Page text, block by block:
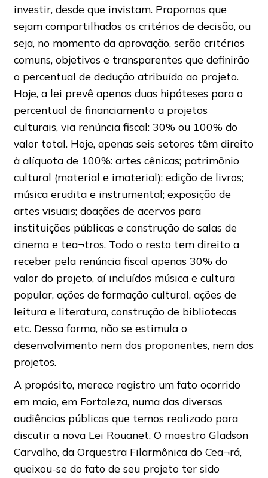
investir, desde que invistam. Propomos que
sejam compartilhados os critérios de decisão, ou
seja, no momento da aprovação, serão critérios
comuns, objetivos e transparentes que definirão
o percentual de dedução atribuído ao projeto.
Hoje, a lei prevê apenas duas hipóteses para o
percentual de financiamento a projetos
culturais, via renúncia fiscal: 30% ou 100% do
valor total. Hoje, apenas seis setores têm direito
à alíquota de 100%: artes cênicas; patrimônio
cultural (material e imaterial); edição de livros;
música erudita e instrumental; exposição de
artes visuais; doações de acervos para
instituições públicas e construção de salas de
cinema e tea¬tros. Todo o resto tem direito a
receber pela renúncia fiscal apenas 30% do
valor do projeto, aí incluídos música e cultura
popular, ações de formação cultural, ações de
leitura e literatura, construção de bibliotecas
etc. Dessa forma, não se estimula o
desenvolvimento nem dos proponentes, nem dos
projetos.
A propósito, merece registro um fato ocorrido
em maio, em Fortaleza, numa das diversas
audiências públicas que temos realizado para
discutir a nova Lei Rouanet. O maestro Gladson
Carvalho, da Orquestra Filarmônica do Cea¬rá,
queixou-se do fato de seu projeto ter sido